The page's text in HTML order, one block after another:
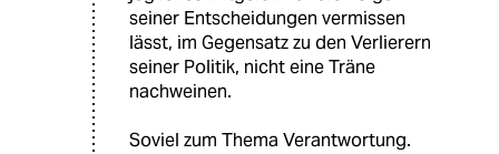
seiner Entscheidungen vermissen
lässt, im Gegensatz zu den Verlierern
seiner Politik, nicht eine Träne
nachweinen.
Soviel zum Thema Verantwortung.